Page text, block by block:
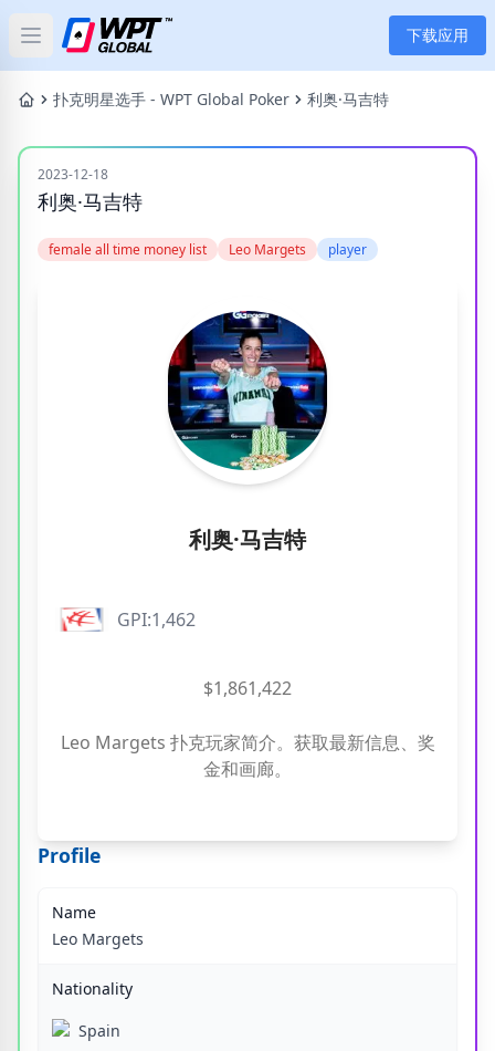
Open main menu 下载应用
首页
新闻
扑克
应用
玩家
分类
标签
扑克明星选手 - WPT Global Poker 利奥·马吉特
2023-12-18
利奥·马吉特
female all time money list Leo Margets player
利奥·马吉特
GPI:1,462
$1,861,422
Leo Margets 扑克玩家简介。获取最新信息、奖
金和画廊。
Profile
Name
Leo Margets
Nationality
Spain